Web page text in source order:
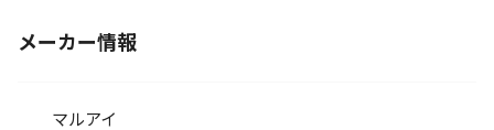
メーカー情報
マルアイ